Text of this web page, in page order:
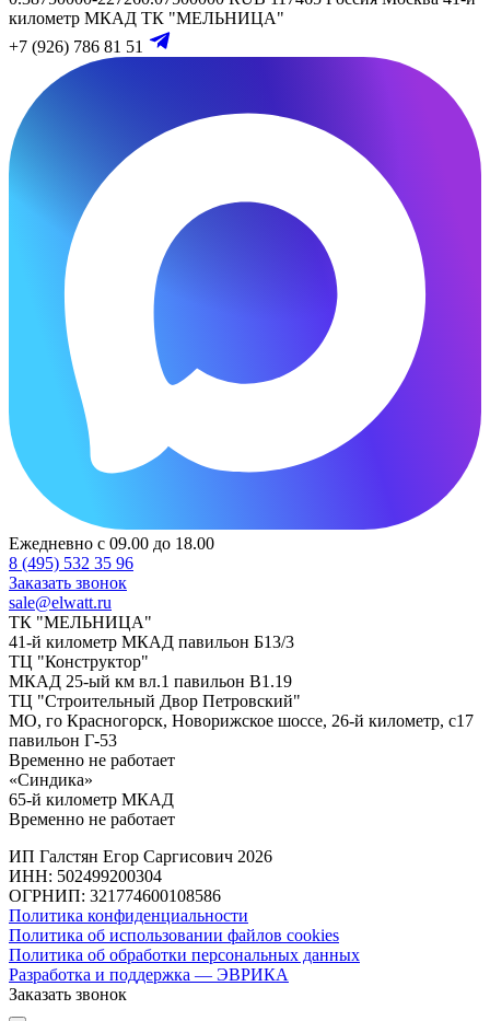
километр МКАД ТК "МЕЛЬНИЦА"
+7 (926) 786 81 51
Ежедневно с 09.00 до 18.00
8 (495) 532 35 96
Заказать звонок
sale@elwatt.ru
ТК "МЕЛЬНИЦА"
41-й километр МКАД павильон Б13/3
ТЦ "Конструктор"
МКАД 25-ый км вл.1 павильон В1.19
ТЦ "Строительный Двор Петровский"
МО, го Красногорск, Новорижское шоссе, 26-й километр, с17
павильон Г-53
Временно не работает
«Синдика»
65-й километр МКАД
Временно не работает
ИП Галстян Егор Саргисович 2026
ИНН: 502499200304
ОГРНИП: 321774600108586
Политика конфиденциальности
Политика об использовании файлов cookies
Политика об обработки персональных данных
Разработка и поддержка — ЭВРИКА
Заказать звонок